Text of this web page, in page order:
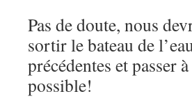
Pas de doute, nous
sortir le bateau de
précédentes et passer
possible!